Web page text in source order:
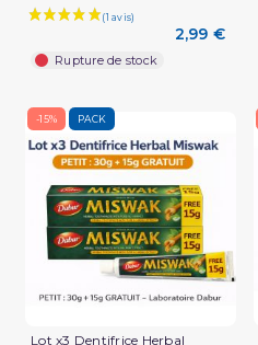
2,99 €
Rupture de stock
-15% PACK
Lot x3 Dentifrice Herbal